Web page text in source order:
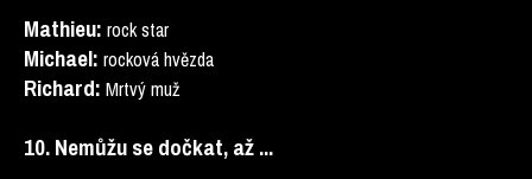
Mathieu: rock star
Michael: rocková hvězda
Richard: Mrtvý muž
10. Nemůžu se dočkat, až ...